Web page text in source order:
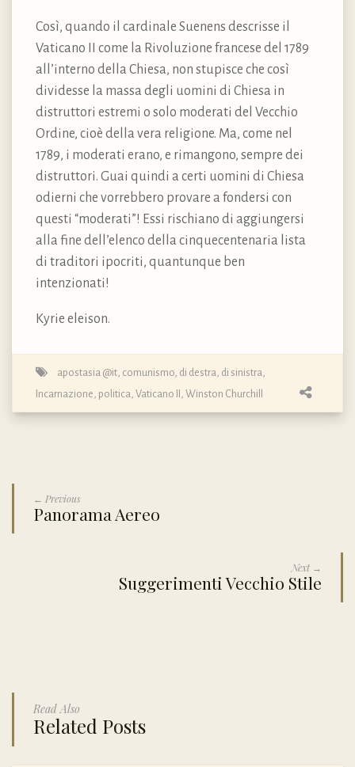
Così, quando il cardinale Suenens descrisse il
Vaticano II come la Rivoluzione francese del 1789
all’interno della Chiesa, non stupisce che così
dividesse la massa degli uomini di Chiesa in
distruttori estremi o solo moderati del Vecchio
Ordine, cioè della vera religione. Ma, come nel
1789, i moderati erano, e rimangono, sempre dei
distruttori. Guai quindi a certi uomini di Chiesa
odierni che vorrebbero provare a fondersi con
questi “moderati”! Essi rischiano di aggiungersi
alla fine dell’elenco della cinquecentenaria lista
di traditori ipocriti, quantunque ben
intenzionati!
Kyrie eleison.
apostasia @it comunismo di destra di sinistra
Incarnazione politica Vaticano II Winston Churchill
← Previous
Panorama Aereo
Next →
Suggerimenti Vecchio Stile
Read Also
Related Posts